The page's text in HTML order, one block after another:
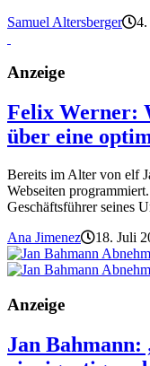
Samuel Altersberger
4.
Anzeige
Felix Werner:
über eine
Bereits im Alter von elf
Webseiten
Geschäftsführer seines
Ana Jimenez
18. Juli
Anzeige
Jan Bahmann: